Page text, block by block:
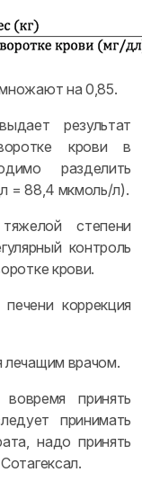
на 0,85.
результат
крови в
разделить
= 88,4 мкмоль/л).
степени
контроль
крови.
коррекция
лечащим врачом.
принять
принимать
надо принять